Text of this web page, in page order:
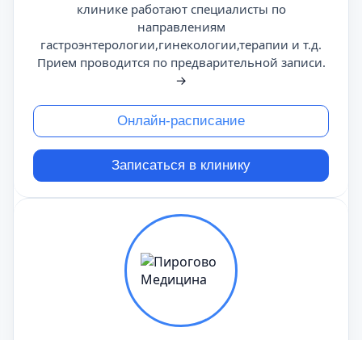
клинике работают специалисты по
направлениям
гастроэнтерологии,гинекологии,терапии и т.д.
Прием проводится по предварительной записи.
→
Онлайн-расписание
Записаться в клинику